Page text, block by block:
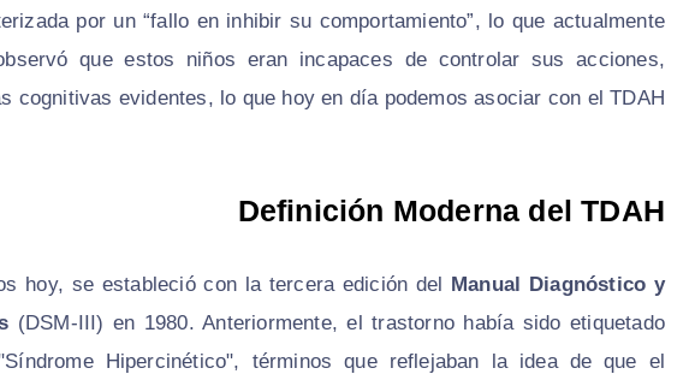
por un “fallo en inhibir su comportamiento”, lo que actualmente
que estos niños eran incapaces de controlar sus acciones,
cognitivas evidentes, lo que hoy en día podemos asociar con el TDAH.
Definición Moderna del TDAH
hoy, se estableció con la tercera edición del Manual Diagnóstico y
(DSM-III) en 1980. Anteriormente, el trastorno había sido etiquetado
Hipercinético", términos que reflejaban la idea de que el